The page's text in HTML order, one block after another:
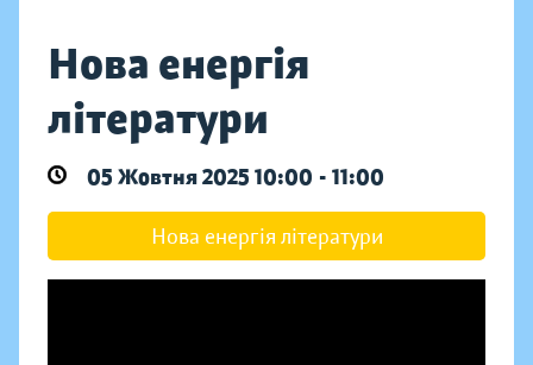
Нова енергія
літератури
05 Жовтня 2025 10:00 - 11:00
Нова енергія літератури